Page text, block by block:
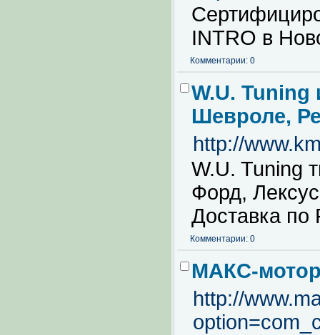
INTRO в
Комментарии: 0
W.U. Tuning
Шевроле,
http://
W.U. Tuning
Форд,
Доставка по
Комментарии: 0
МАКС-
http://